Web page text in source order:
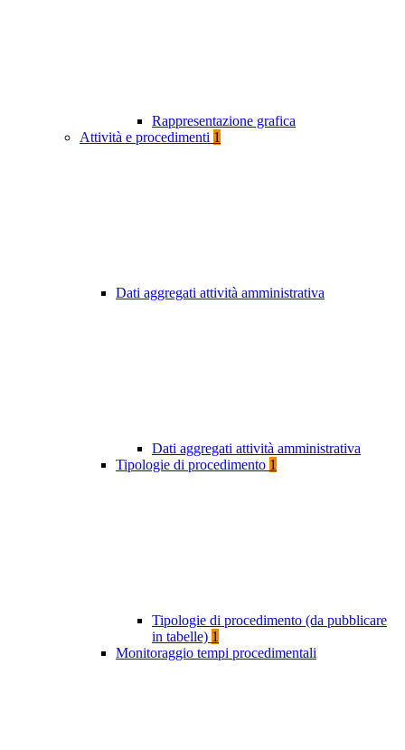
Rappresentazione grafica
Attività e procedimenti 1
Dati aggregati attività amministrativa
Dati aggregati attività amministrativa
Tipologie di procedimento 1
Tipologie di procedimento (da pubblicare
in tabelle) 1
Monitoraggio tempi procedimentali